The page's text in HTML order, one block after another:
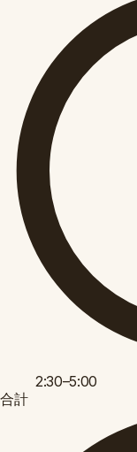
2:30–5:00
合計